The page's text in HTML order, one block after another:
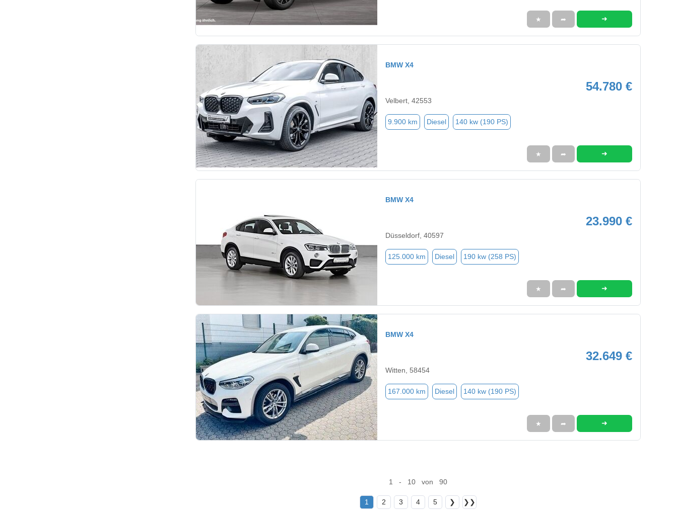
★ ➦ ➜
BMW X4
54.780 €
Velbert, 42553
9.900 km Diesel 140 kw (190 PS)
★ ➦ ➜
BMW X4
23.990 €
Düsseldorf, 40597
125.000 km Diesel 190 kw (258 PS)
★ ➦ ➜
BMW X4
32.649 €
Witten, 58454
167.000 km Diesel 140 kw (190 PS)
★ ➦ ➜
1 - 10 von 90
1 2 3 4 5 ❯ ❯❯